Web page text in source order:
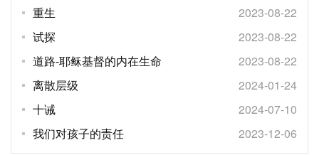
重生
2023-08-22
试探
2023-08-22
道路-耶稣基督的内在生命
2023-08-22
离散层级
2024-01-24
十诫
2024-07-10
我们对孩子的责任
2023-12-06